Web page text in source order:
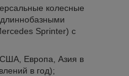
колесные
Sprinter) с
Европа, Азия в
в год);